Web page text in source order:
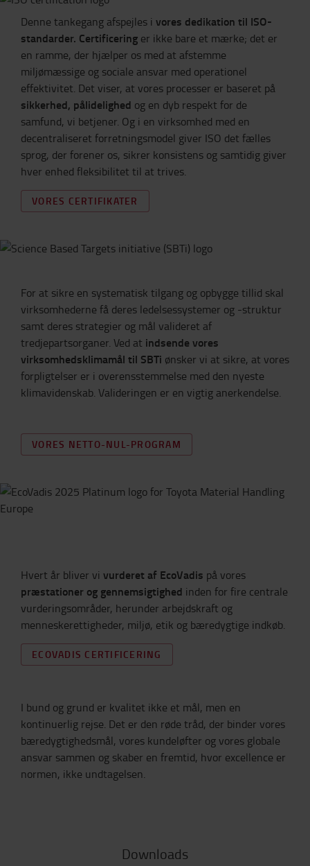
Denne tankegang afspejles i vores dedikation til ISO-
standarder. Certificering er ikke bare et mærke; det er
en ramme, der hjælper os med at afstemme
miljømæssige og sociale ansvar med operationel
effektivitet. Det viser, at vores processer er baseret på
sikkerhed, pålidelighed og en dyb respekt for de
samfund, vi betjener. Og i en virksomhed med en
decentraliseret forretningsmodel giver ISO det fælles
sprog, der forener os, sikrer konsistens og samtidig giver
hver enhed fleksibilitet til at trives.
VORES CERTIFIKATER
For at sikre en systematisk tilgang og opbygge tillid skal
virksomhederne få deres ledelsessystemer og -struktur
samt deres strategier og mål valideret af
tredjepartsorganer. Ved at indsende vores
virksomhedsklimamål til SBTi ønsker vi at sikre, at vores
forpligtelser er i overensstemmelse med den nyeste
klimavidenskab. Valideringen er en vigtig anerkendelse.
VORES NETTO-NUL-PROGRAM
Hvert år bliver vi vurderet af EcoVadis på vores
præstationer og gennemsigtighed inden for fire centrale
vurderingsområder, herunder arbejdskraft og
menneskerettigheder, miljø, etik og bæredygtige indkøb.
ECOVADIS CERTIFICERING
I bund og grund er kvalitet ikke et mål, men en
kontinuerlig rejse. Det er den røde tråd, der binder vores
bæredygtighedsmål, vores kundeløfter og vores globale
ansvar sammen og skaber en fremtid, hvor excellence er
normen, ikke undtagelsen.
Downloads